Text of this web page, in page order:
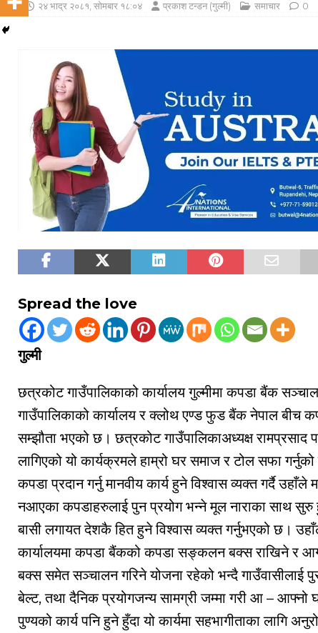
२४ भाद्र २०८१, सोमबार १८:०४ प्रकाश टन्डन (गुल्मी) समाचार 0
Spread the love
गुल्मी
छत्रकोट गाउँपालिकाको कार्यालय गुल्मीमा कपडा बैंक
गाउँपालिकाको कार्यालय र क्लोथ एण्ड फुड बैंक नेपाल बीच
सम्झौता भएको छ। छत्रकोट गाउँपालिकाअध्यक्ष रामप्रसाद
लागिएको यो कार्यक्रमले हाम्रो घर समाज र टोल सफा
कपडा प्रदान गर्नु मानवीय कार्य हुने विश्वास व्यक्त गर्दै उहाँले
नआएका कपडाहरुलाई पुन प्रयोग भन्ने मूल नाराका साथ सुरु
बासी लगायत देशकै हित हुने विश्वास व्यक्त गर्नुभएको छ।
कार्यालयमा कपडा बैंकको कपडा सङ्कलन बक्स राखिने र
बक्स समेत सञ्चालन गरिने योजना रहेको भन्दै गाउँवासीलाई
बेल्ट, तथा दैनिक प्रयोगजन्य सामग्री जम्मा गरी आ –
पुण्यको कार्य पनि हुने हुँदा यो कार्यमा सहभागीताका लागि